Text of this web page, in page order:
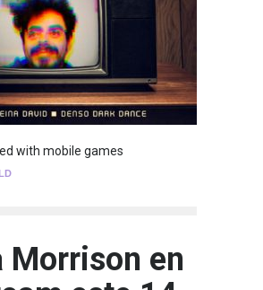
with mobile games
Morrison en